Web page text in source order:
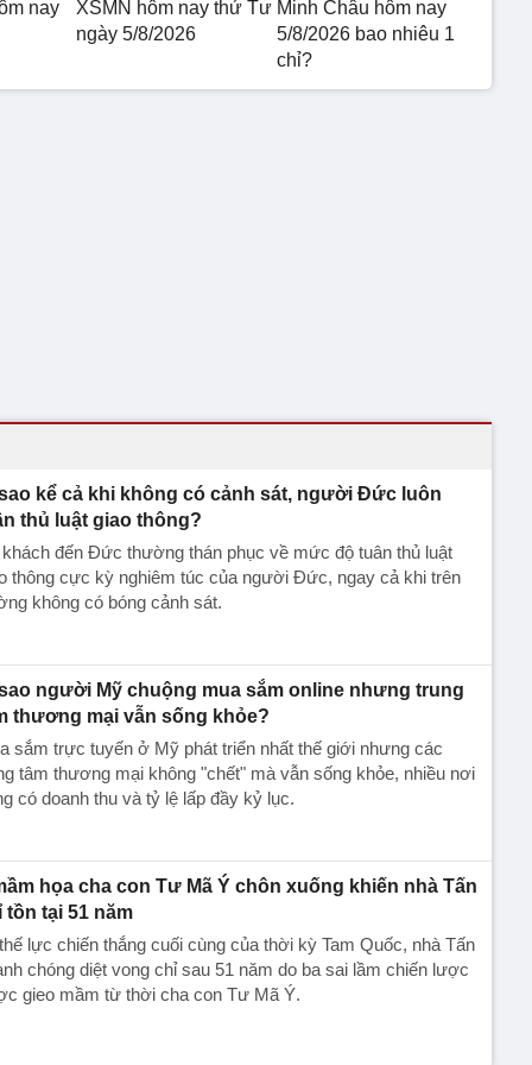
nay
XSMN hôm nay thứ Tư
ngày 5/8/2026
Minh Châu hôm nay
5/8/2026 bao nhiêu 1
chỉ?
kể cả khi không có cảnh sát, người Đức luôn
thủ luật giao thông?
đến Đức thường thán phục về mức độ tuân thủ luật
thông cực kỳ nghiêm túc của người Đức, ngay cả khi trên
không có bóng cảnh sát.
người Mỹ chuộng mua sắm online nhưng trung
thương mại vẫn sống khỏe?
sắm trực tuyến ở Mỹ phát triển nhất thế giới nhưng các
tâm thương mại không "chết" mà vẫn sống khỏe, nhiều nơi
có doanh thu và tỷ lệ lấp đầy kỷ lục.
họa cha con Tư Mã Ý chôn xuống khiến nhà Tấn
tồn tại 51 năm
lực chiến thắng cuối cùng của thời kỳ Tam Quốc, nhà Tấn
chóng diệt vong chỉ sau 51 năm do ba sai lầm chiến lược
gieo mầm từ thời cha con Tư Mã Ý.